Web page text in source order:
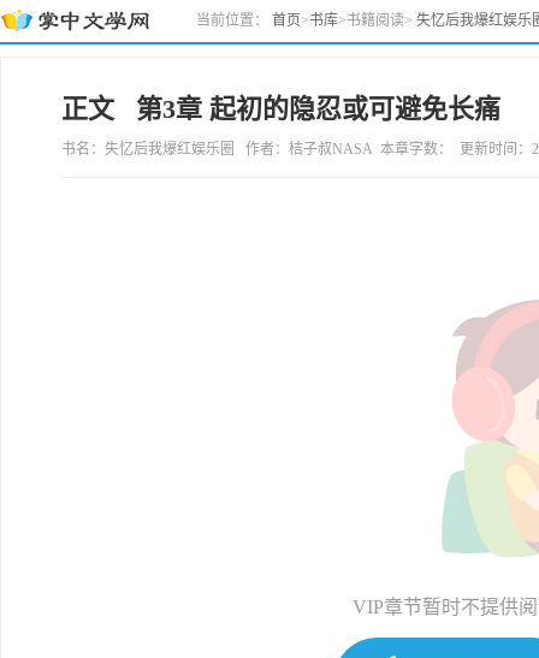
当前位置： 首页>书库>书籍阅读> 失忆后我爆红娱乐
正文 第3章 起初的隐忍或可避免长痛
书名：失忆后我爆红娱乐圈 作者：桔子叔NASA 本章字数： 更新时间：
VIP章节暂时不提供